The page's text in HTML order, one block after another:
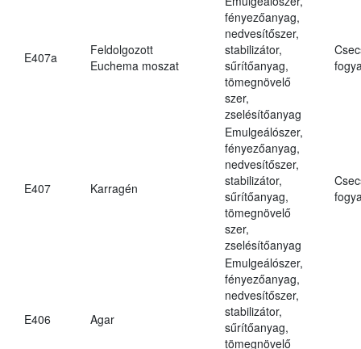
E407a
Feldolgozott
Euchema moszat
fényezőanyag,
nedvesítőszer,
stabilizátor,
sűrítőanyag,
tömegnövelő
szer,
zselésítőanyag
E407 Karragén
Emulgeálószer,
fényezőanyag,
nedvesítőszer,
stabilizátor,
sűrítőanyag,
tömegnövelő
szer,
zselésítőanyag
E406 Agar
Emulgeálószer,
fényezőanyag,
nedvesítőszer,
stabilizátor,
sűrítőanyag,
tömegnövelő